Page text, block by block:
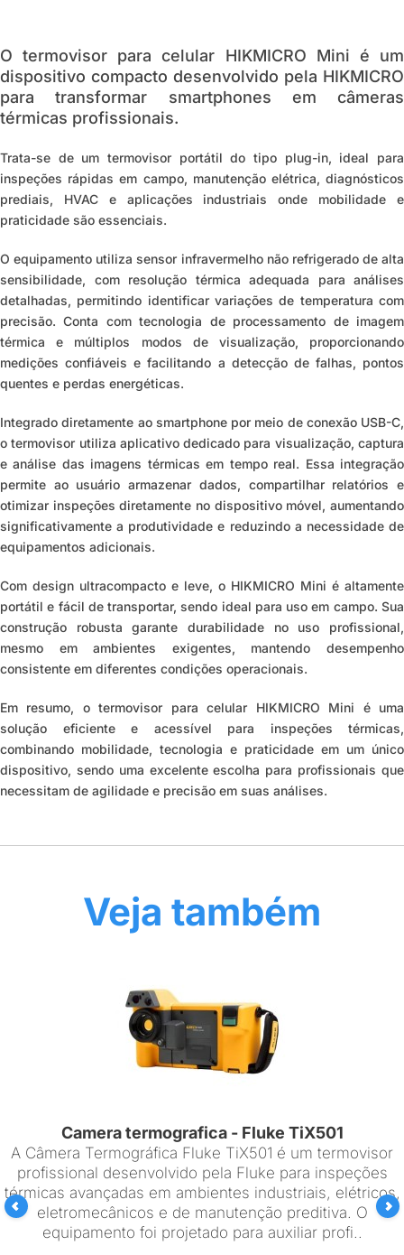
O termovisor para celular HIKMICRO Mini é um
dispositivo compacto desenvolvido pela HIKMICRO
para transformar smartphones em câmeras
térmicas profissionais.
Trata-se de um termovisor portátil do tipo plug-in, ideal para
inspeções rápidas em campo, manutenção elétrica, diagnósticos
prediais, HVAC e aplicações industriais onde mobilidade e
praticidade são essenciais.
O equipamento utiliza sensor infravermelho não refrigerado de alta
sensibilidade, com resolução térmica adequada para análises
detalhadas, permitindo identificar variações de temperatura com
precisão. Conta com tecnologia de processamento de imagem
térmica e múltiplos modos de visualização, proporcionando
medições confiáveis e facilitando a detecção de falhas, pontos
quentes e perdas energéticas.
Integrado diretamente ao smartphone por meio de conexão USB-C,
o termovisor utiliza aplicativo dedicado para visualização, captura
e análise das imagens térmicas em tempo real. Essa integração
permite ao usuário armazenar dados, compartilhar relatórios e
otimizar inspeções diretamente no dispositivo móvel, aumentando
significativamente a produtividade e reduzindo a necessidade de
equipamentos adicionais.
Com design ultracompacto e leve, o HIKMICRO Mini é altamente
portátil e fácil de transportar, sendo ideal para uso em campo. Sua
construção robusta garante durabilidade no uso profissional,
mesmo em ambientes exigentes, mantendo desempenho
consistente em diferentes condições operacionais.
Em resumo, o termovisor para celular HIKMICRO Mini é uma
solução eficiente e acessível para inspeções térmicas,
combinando mobilidade, tecnologia e praticidade em um único
dispositivo, sendo uma excelente escolha para profissionais que
necessitam de agilidade e precisão em suas análises.
Veja também
Camera termografica - Fluke TiX501
A Câmera Termográfica Fluke TiX501 é um termovisor
profissional desenvolvido pela Fluke para inspeções
térmicas avançadas em ambientes industriais, elétricos,
eletromecânicos e de manutenção preditiva. O
equipamento foi projetado para auxiliar profi..